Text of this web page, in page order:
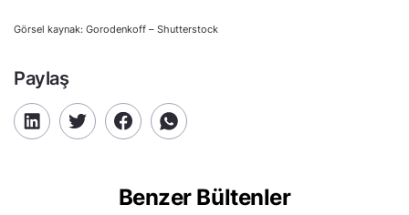
Görsel kaynak: Gorodenkoff – Shutterstock
Paylaş
Benzer Bültenler